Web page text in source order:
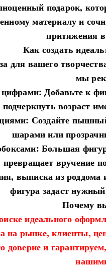
подарок,
материалу и
притяжения
​Как создать
для вашего
мы
Добавьте к
подчеркнуть возраст
Создайте
шарами или
Большая
превращает вручение
выписка из
фигура задаст
​Почему
идеального
на рынке, клиенты,
доверие и